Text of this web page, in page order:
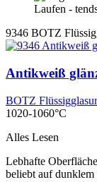
Laufen -
9346 BOTZ
Antikweiß
BOTZ Flüssigglasur
1020-1060°C
Alles Lesen
Lebhafte
beliebt auf